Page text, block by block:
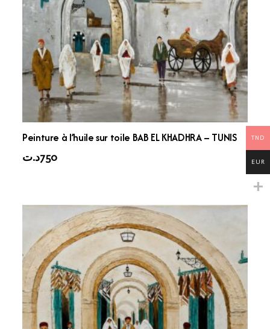
Peinture à l’huile sur toile BAB EL KHADHRA – TUNIS
750د.ت
TND
EUR